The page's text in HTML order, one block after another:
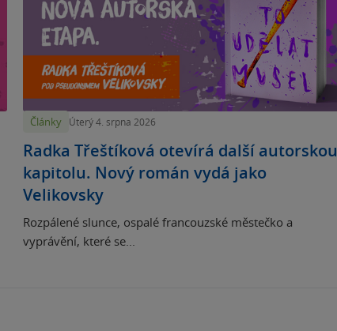
Články Úterý 4. srpna 2026
Radka Třeštíková otevírá další autorskou
kapitolu. Nový román vydá jako
Velikovsky
Rozpálené slunce, ospalé francouzské městečko a
vyprávění, které se...